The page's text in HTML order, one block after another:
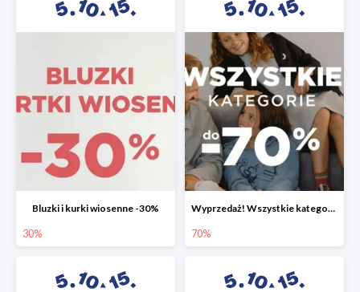
Bluzki i kurki wiosenne -30%
30%
Wyprzedaż! Wszystkie kategorie do -70%
70%